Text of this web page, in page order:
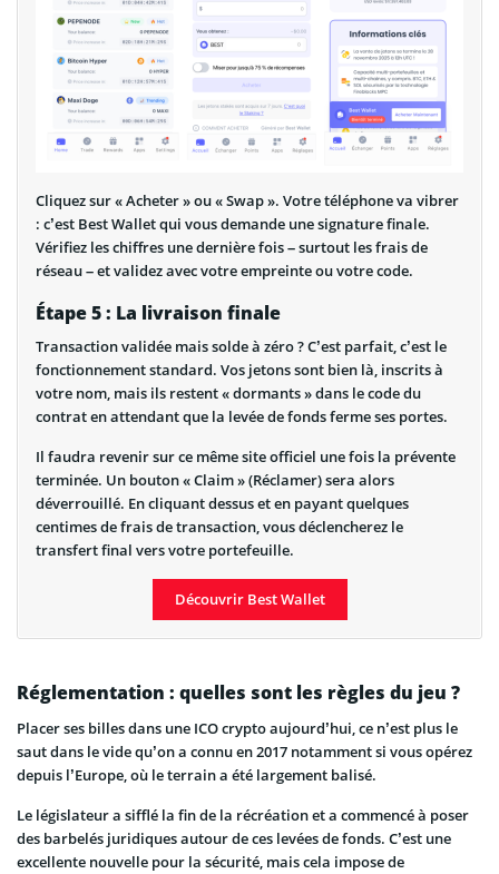
Cliquez sur « Acheter » ou « Swap ». Votre téléphone va vibrer
: c’est Best Wallet qui vous demande une signature finale.
Vérifiez les chiffres une dernière fois – surtout les frais de
réseau – et validez avec votre empreinte ou votre code.
Étape 5 : La livraison finale
Transaction validée mais solde à zéro ? C’est parfait, c’est le
fonctionnement standard. Vos jetons sont bien là, inscrits à
votre nom, mais ils restent « dormants » dans le code du
contrat en attendant que la levée de fonds ferme ses portes.
Il faudra revenir sur ce même site officiel une fois la prévente
terminée. Un bouton « Claim » (Réclamer) sera alors
déverrouillé. En cliquant dessus et en payant quelques
centimes de frais de transaction, vous déclencherez le
transfert final vers votre portefeuille.
Découvrir Best Wallet
Réglementation : quelles sont les règles du jeu ?
Placer ses billes dans une ICO crypto aujourd’hui, ce n’est plus le
saut dans le vide qu’on a connu en 2017 notamment si vous opérez
depuis l’Europe, où le terrain a été largement balisé.
Le législateur a sifflé la fin de la récréation et a commencé à poser
des barbelés juridiques autour de ces levées de fonds. C’est une
excellente nouvelle pour la sécurité, mais cela impose de